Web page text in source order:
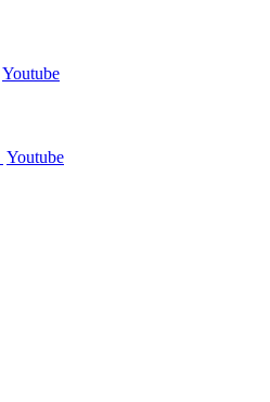
Youtube
Youtube